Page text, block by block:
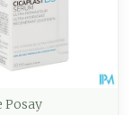
Posay